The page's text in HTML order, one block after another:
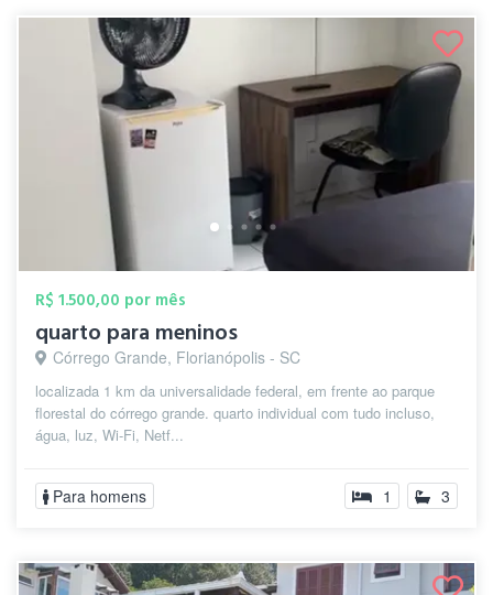
R$ 1.500,00 por mês
quarto para meninos
Córrego Grande, Florianópolis - SC
localizada 1 km da universalidade federal, em frente ao parque
florestal do córrego grande. quarto individual com tudo incluso,
água, luz, Wi-Fi, Netf...
Para homens 1 3